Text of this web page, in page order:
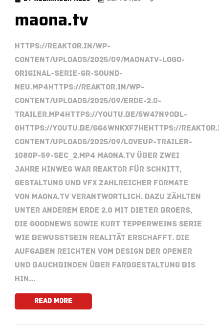
maona.tv
https://reaktor.in/wp-
content/uploads/2025/09/MaonaTV-Logo-
Original-Serie-GR-Sound-
neu.mp4https://reaktor.in/wp-
content/uploads/2025/09/ERDE-2.0-
Trailer.mp4https://youtu.be/5w47n9oBL-
0https://youtu.be/Gg6WNKxF7hEhttps://
content/uploads/2025/09/LoveUp-Trailer-
1080p-59-sec_2.mp4 maona.tv Über zwei
Jahre hinweg war REAKTOR für Schnitt,
Gestaltung und VFX zahlreicher Formate
von maona.tv verantwortlich. Dazu zählten
unter anderem Erde 2.0 mit Dieter Broers,
die GoodNews sowie Kurt Tepperweins Serie
Wie Bewusstsein Realität erschafft. Die
Aufgaben reichten vom Design der Opener
und Bauchbinden über Farbgestaltung bis
hin…
Read More